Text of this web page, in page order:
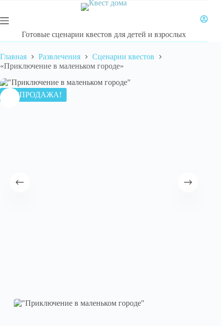
сути
Готовые сценарии квестов для детей и взрослых
Главная Развлечения
Сценарии квестов
«Приключение в маленьком городе»
РАСПРОДАЖА!